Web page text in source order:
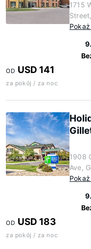
1715
OD USD 141
za pokój / za noc
1908
Ave,
OD USD 183
za pokój / za noc